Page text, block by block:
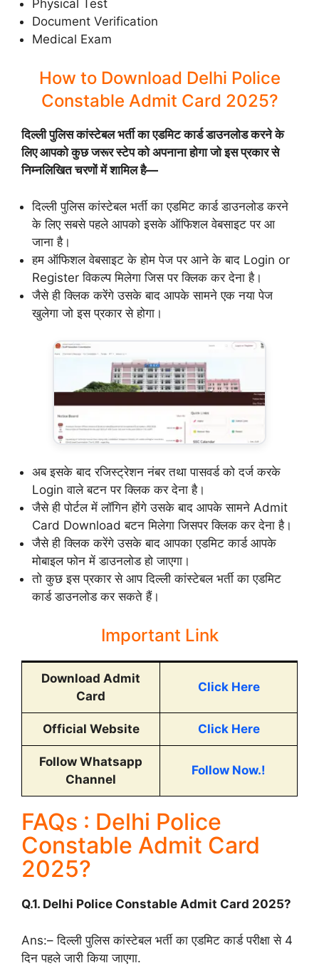
Physical Test
Document Verification
Medical Exam
How to Download Delhi Police
Constable Admit Card 2025?
दिल्ली पुलिस कांस्टेबल भर्ती का एडमिट कार्ड डाउनलोड करने के
लिए आपको कुछ जरूर स्टेप को अपनाना होगा जो इस प्रकार से
निम्नलिखित चरणों में शामिल है—
दिल्ली पुलिस कांस्टेबल भर्ती का एडमिट कार्ड डाउनलोड करने
के लिए सबसे पहले आपको इसके ऑफिशल वेबसाइट पर आ
जाना है।
हम ऑफिशल वेबसाइट के होम पेज पर आने के बाद Login or
Register विकल्प मिलेगा जिस पर क्लिक कर देना है।
जैसे ही क्लिक करेंगे उसके बाद आपके सामने एक नया पेज
खुलेगा जो इस प्रकार से होगा।
अब इसके बाद रजिस्ट्रेशन नंबर तथा पासवर्ड को दर्ज करके
Login वाले बटन पर क्लिक कर देना है।
जैसे ही पोर्टल में लॉगिन होंगे उसके बाद आपके सामने Admit
Card Download बटन मिलेगा जिसपर क्लिक कर देना है।
जैसे ही क्लिक करेंगे उसके बाद आपका एडमिट कार्ड आपके
मोबाइल फोन में डाउनलोड हो जाएगा।
तो कुछ इस प्रकार से आप दिल्ली कांस्टेबल भर्ती का एडमिट
कार्ड डाउनलोड कर सकते हैं।
Important Link
Download Admit
Card
Click Here
Official Website Click Here
Follow Whatsapp
Channel
Follow Now.!
FAQs : Delhi Police
Constable Admit Card
2025?
Q.1. Delhi Police Constable Admit Card 2025?
Ans:– दिल्ली पुलिस कांस्टेबल भर्ती का एडमिट कार्ड परीक्षा से 4
दिन पहले जारी किया जाएगा.